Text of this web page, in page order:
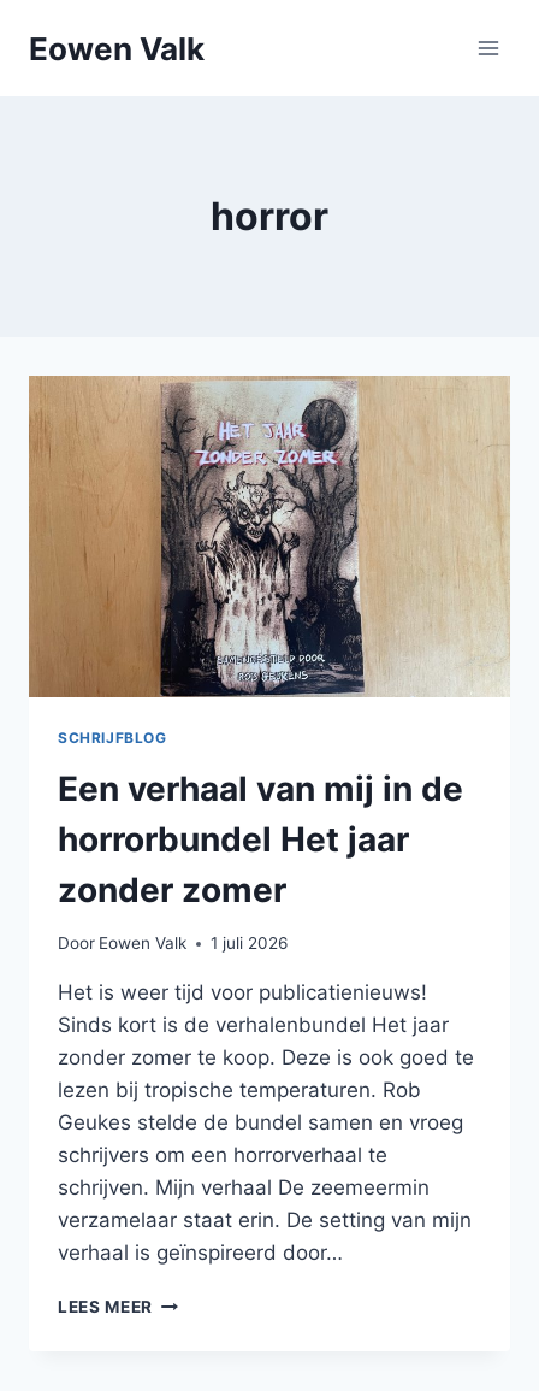
naarEowen Valk
horror
SCHRIJFBLOG
Een verhaal van mij in de
horrorbundel Het jaar
zonder zomer
Door Eowen Valk 1 juli 2026
Het is weer tijd voor publicatienieuws!
Sinds kort is de verhalenbundel Het jaar
zonder zomer te koop. Deze is ook goed te
lezen bij tropische temperaturen. Rob
Geukes stelde de bundel samen en vroeg
schrijvers om een horrorverhaal te
schrijven. Mijn verhaal De zeemeermin
verzamelaar staat erin. De setting van mijn
verhaal is geïnspireerd door…
LEES MEER EEN